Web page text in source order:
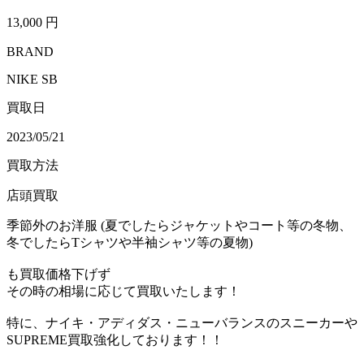
13,000 円
BRAND
NIKE SB
買取日
2023/05/21
買取方法
店頭買取
季節外のお洋服 (夏でしたらジャケットやコート等の冬物、
冬でしたらTシャツや半袖シャツ等の夏物)
も買取価格下げず
その時の相場に応じて買取いたします！
特に、ナイキ・アディダス・ニューバランスのスニーカーや
SUPREME買取強化しております！！